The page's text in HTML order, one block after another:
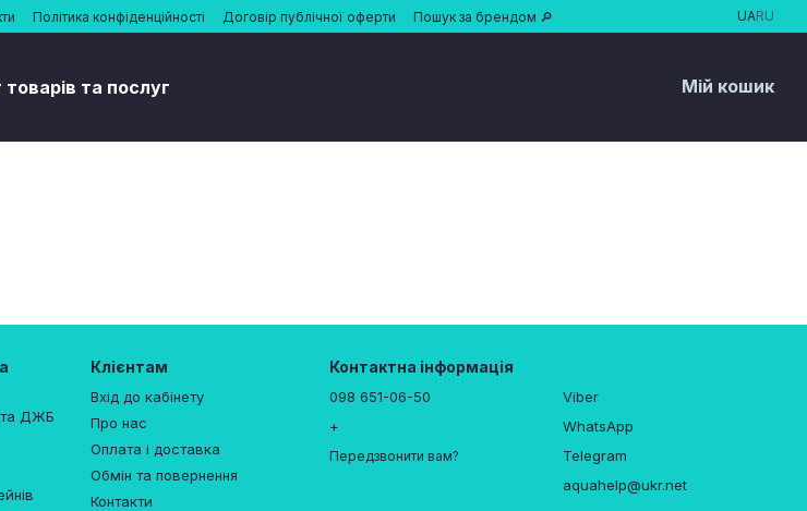
Політика конфіденційності Договір публічної оферти Пошук за брендом 🔎 UARU
та послуг Мій кошик
та ДЖБ
Клієнтам
Вхід до кабінету
Про нас
Оплата і доставка
Обмін та повернення
Контакти
Контактна інформація
098 651-06-50
+
Передзвонити вам?
Viber
WhatsApp
Telegram
aquahelp@ukr.net